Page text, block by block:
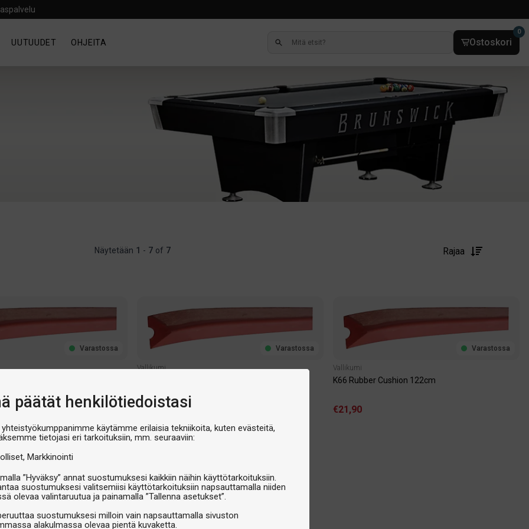
päätät henkilötiedoistasi
yhteistyökumppanimme käytämme erilaisia tekniikoita, kuten evästeitä,
tietojasi eri tarkoituksiin, mm. seuraaviin:
Markkinointi
”Hyväksy” annat suostumuksesi kaikkiin näihin käyttötarkoituksiin.
suostumuksesi valitsemiisi käyttötarkoituksiin napsauttamalla niiden
olevaa valintaruutua ja painamalla ”Tallenna asetukset”.
suostumuksesi milloin vain napsauttamalla sivuston
alakulmassa olevaa pientä kuvaketta.
UUTUUDET OHJEITA Ostoskori
0
Näytetään 1 - 7 of 7 Rajaa
Varastossa
92cm
Varastossa
Vallikumi
€19,90
Varastossa
Vallikumi
K66 Rubber Cushion 122cm
€21,90